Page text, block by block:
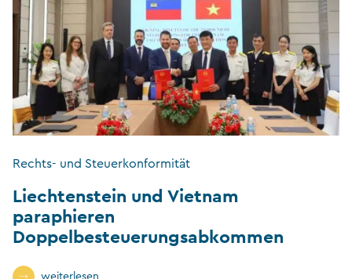
Rechts- und Steuerkonformität
Liechtenstein und Vietnam
paraphieren
Doppelbesteuerungsabkommen
weiterlesen